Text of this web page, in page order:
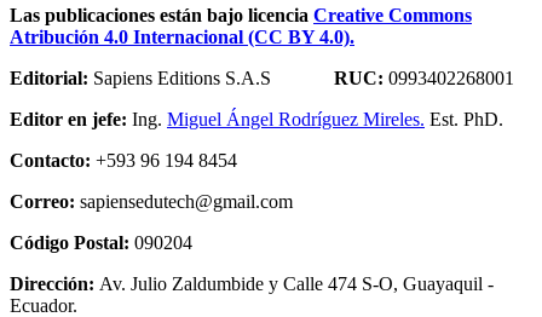
Las publicaciones están bajo licencia Creative Commons
Atribución 4.0 Internacional (CC BY 4.0).
Editorial: Sapiens Editions S.A.S RUC: 0993402268001
Editor en jefe: Ing. Miguel Ángel Rodríguez Mireles. Est. PhD.
Contacto: +593 96 194 8454
Correo: sapiensedutech@gmail.com
Código Postal: 090204
Dirección: Av. Julio Zaldumbide y Calle 474 S-O, Guayaquil -
Ecuador.